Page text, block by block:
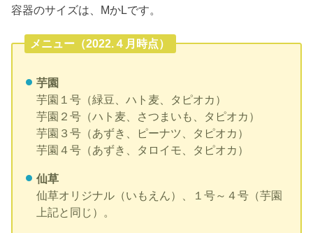
容器のサイズは、MかLです。
メニュー（2022.４月時点）
芋園
芋園１号（緑豆、ハト麦、タピオカ）
芋園２号（ハト麦、さつまいも、タピオカ）
芋園３号（あずき、ピーナツ、タピオカ）
芋園４号（あずき、タロイモ、タピオカ）
仙草
仙草オリジナル（いもえん）、１号～４号（芋園
上記と同じ）。